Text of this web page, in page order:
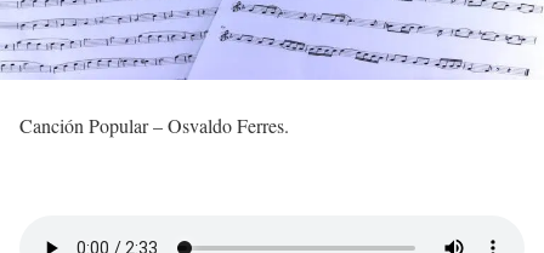
Canción Popular – Osvaldo Ferres.